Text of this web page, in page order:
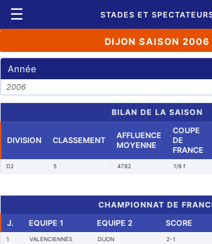
☰ STADES ET
DIJON SAISON 2006
Année
2006
BILAN DE LA SAISON
DIVISION CLASSEMENT
AFFLUENCE
MOYENNE
COUPE
DE
FRANCE
D2 5 4782 1/8 f
CHAMPIONNAT DE
J.
EQUIPE 1 EQUIPE 2 SCORE
1 VALENCIENNES DIJON 2-1